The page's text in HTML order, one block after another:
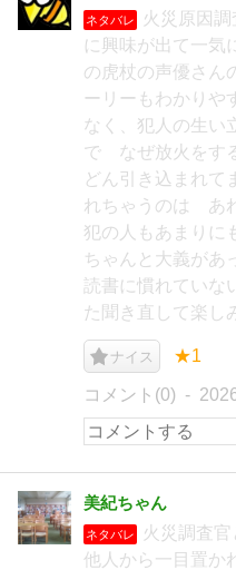
ネタバレ
火災原因
に興味が出て一
の虎杖の声優さ
ーリーもわかりや
なく、犯人の生い
で なぜ放火をす
どん引き込まれ
れちゃうのは あ
犯の人もあまりに
ちゃんと大義があ
読書に慣れてい
た聞き直して楽し
ナイス ★1
コメント(0)
美紀ちゃん
ネタバレ
火災調査
他人から一目置か